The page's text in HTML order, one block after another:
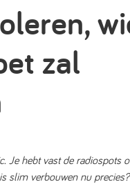
GEVENTILEERD SYSTEEM
AFWERKINGEN
TOEBEHOREN
zal
Je hebt vast de radiospots
slim verbouwen nu